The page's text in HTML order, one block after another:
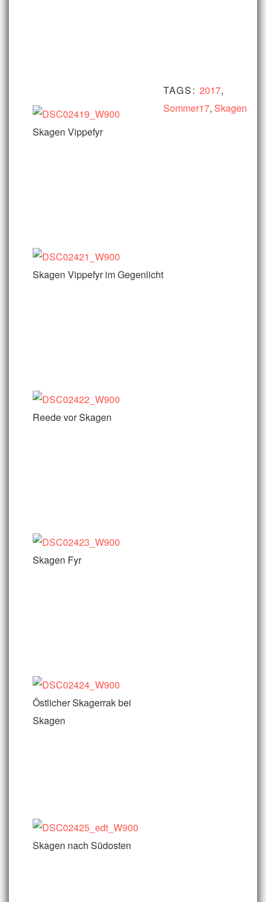
Skagen Vippefyr
Skagen Vippefyr im Gegenlicht
Reede vor Skagen
Skagen Fyr
Östlicher Skagerrak bei
Skagen
Skagen nach Südosten
TAGS: 2017,
Sommer17, Skagen